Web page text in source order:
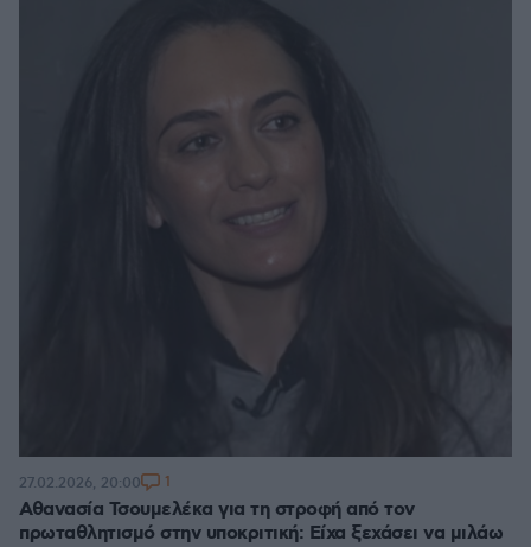
Αθανασία Τσουμελέκα για τη στροφή από τον
πρωταθλητισμό στην υποκριτική: Είχα ξεχάσει να μιλάω
27.02.2026, 20:00 1